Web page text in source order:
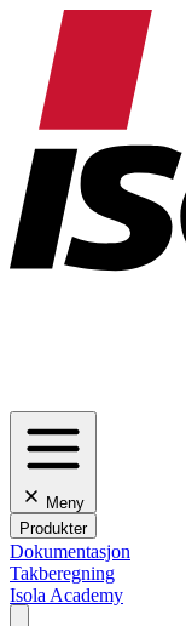
Meny
Produkter
Dokumentasjon
Takberegning
Isola Academy